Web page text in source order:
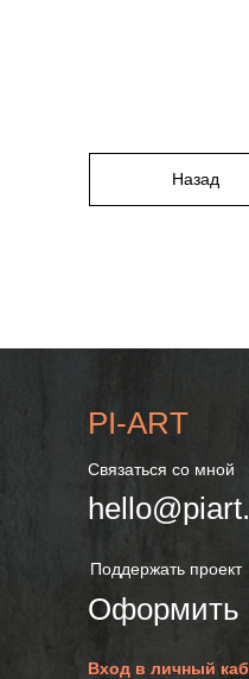
Назад
PI-ART
Связаться со мной
Поддержать проект
Оформить
Вход в личный